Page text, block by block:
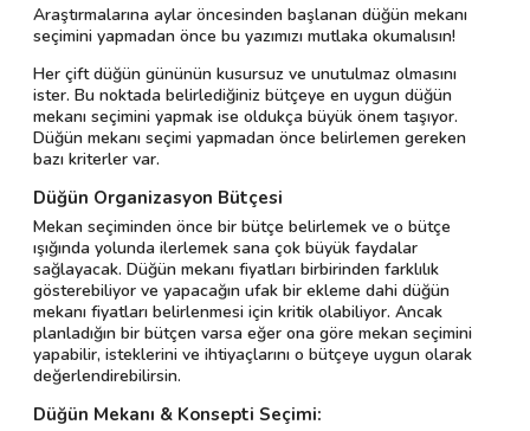
Araştırmalarına aylar öncesinden başlanan düğün mekanı
seçimini yapmadan önce bu yazımızı mutlaka okumalısın!
Her çift düğün gününün kusursuz ve unutulmaz olmasını
ister. Bu noktada belirlediğiniz bütçeye en uygun düğün
mekanı seçimini yapmak ise oldukça büyük önem taşıyor.
Düğün mekanı seçimi yapmadan önce belirlemen gereken
bazı kriterler var.
Düğün Organizasyon Bütçesi
Mekan seçiminden önce bir bütçe belirlemek ve o bütçe
ışığında yolunda ilerlemek sana çok büyük faydalar
sağlayacak. Düğün mekanı fiyatları birbirinden farklılık
gösterebiliyor ve yapacağın ufak bir ekleme dahi düğün
mekanı fiyatları belirlenmesi için kritik olabiliyor. Ancak
planladığın bir bütçen varsa eğer ona göre mekan seçimini
yapabilir, isteklerini ve ihtiyaçlarını o bütçeye uygun olarak
değerlendirebilirsin.
Düğün Mekanı & Konsepti Seçimi: